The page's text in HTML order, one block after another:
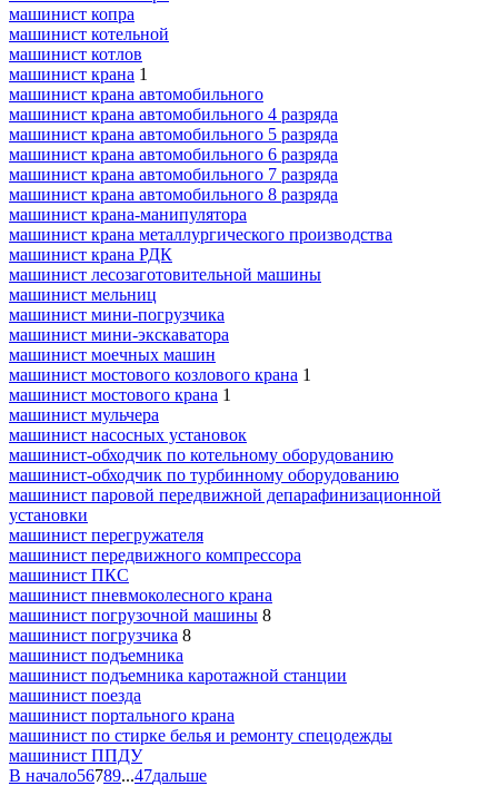
машинист копра
машинист котельной
машинист котлов
машинист крана 1
машинист крана автомобильного
машинист крана автомобильного 4 разряда
машинист крана автомобильного 5 разряда
машинист крана автомобильного 6 разряда
машинист крана автомобильного 7 разряда
машинист крана автомобильного 8 разряда
машинист крана-манипулятора
машинист крана металлургического производства
машинист крана РДК
машинист лесозаготовительной машины
машинист мельниц
машинист мини-погрузчика
машинист мини-экскаватора
машинист моечных машин
машинист мостового козлового крана 1
машинист мостового крана 1
машинист мульчера
машинист насосных установок
машинист-обходчик по котельному оборудованию
машинист-обходчик по турбинному оборудованию
машинист паровой передвижной депарафинизационной
установки
машинист перегружателя
машинист передвижного компрессора
машинист ПКС
машинист пневмоколесного крана
машинист погрузочной машины 8
машинист погрузчика 8
машинист подъемника
машинист подъемника каротажной станции
машинист поезда
машинист портального крана
машинист по стирке белья и ремонту спецодежды
машинист ППДУ
В начало56789...47дальше